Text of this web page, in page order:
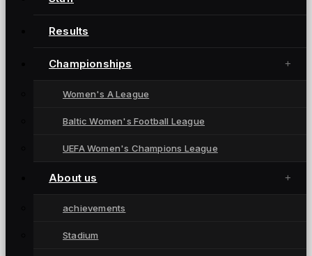
Results
Championships
Women's A League
Baltic Women's Football League
UEFA Women's Champions League
About us
achievements
Stadium
Lietuvai UEFA moterų Čempionių lygoje.
NUORODOS
Championships